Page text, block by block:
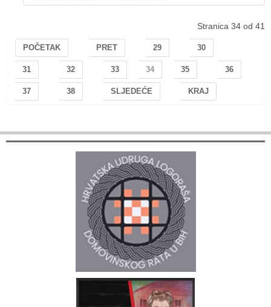
Stranica 34 od 41
POČETAK PRET 29 30
31 32 33 34 35 36
37 38 SLJEDEĆE KRAJ